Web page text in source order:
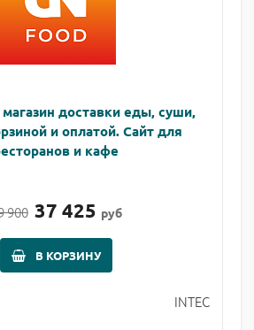
магазин доставки еды, суши,
и оплатой. Сайт для
и кафе
900 37 425 руб
В КОРЗИНУ
INTEC